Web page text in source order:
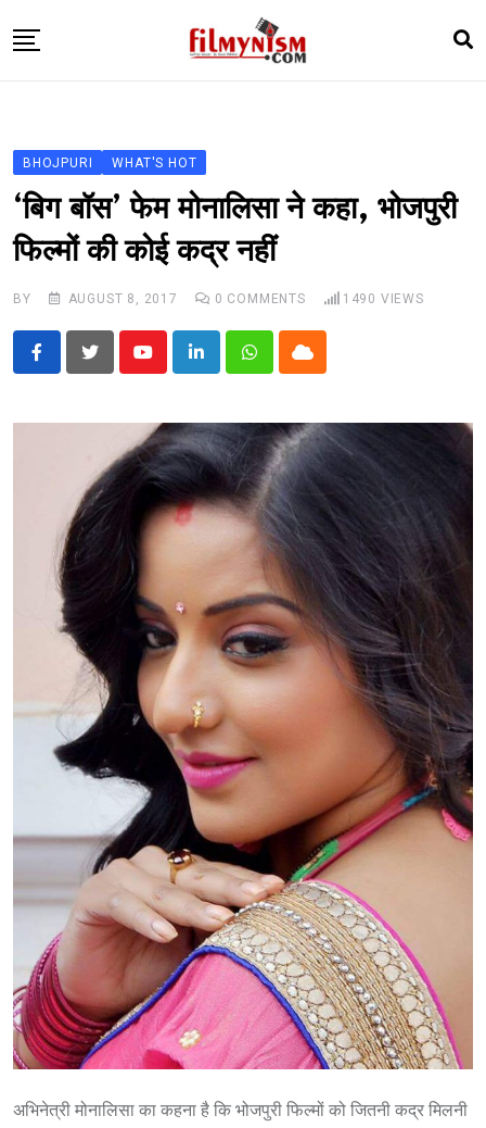
to
TELEVISION
BHOJPURI
NEWS ABTAK
STARRY SIDES
MORE
BHOJPURI WHAT'S HOT
‘बिग बॉस’ फेम मोनालिसा ने कहा, भोजपुरी
फिल्मों की कोई कद्र नहीं
BY AUGUST 8, 2017 0 COMMENTS 1490 VIEWS
YoutubeLinkedInWhatsappCloud
अभिनेत्री मोनालिसा का कहना है कि भोजपुरी फिल्मों को जितनी कद्र मिलनी